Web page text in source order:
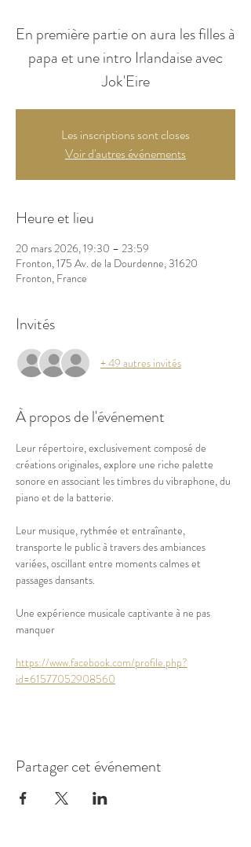
En première partie on aura les filles à
papa et une intro Irlandaise avec
Jok'Eire
Les inscriptions sont closes
Voir d'autres événements
Heure et lieu
20 mars 2026, 19:30 – 23:59
Fronton, 175 Av. de la Dourdenne, 31620
Fronton, France
Invités
+ 49 autres invités
À propos de l'événement
Leur répertoire, exclusivement composé de
créations originales, explore une riche palette
sonore en associant les timbres du vibraphone, du
piano et de la batterie.
Leur musique, rythmée et entraînante,
transporte le public à travers des ambiances
variées, oscillant entre moments calmes et
passages dansants.
Une expérience musicale captivante à ne pas
manquer
https://www.facebook.com/profile.php?
id=61577052908560
Partager cet événement